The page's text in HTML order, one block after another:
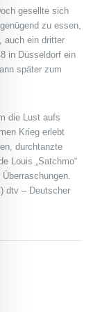
gesellte sich
zu essen,
auch ein dritter
in Düsseldorf ein
später zum
die Lust aufs
Krieg erlebt
durchtanzte
Louis „Satchmo“
dtv – Deutscher